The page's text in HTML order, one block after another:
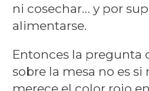
ni cosechar… y por
alimentarse.
Entonces la pregunta
sobre la mesa no es si